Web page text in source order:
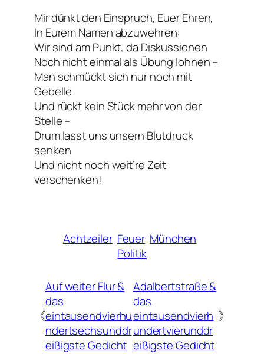
Mir dünkt den Einspruch, Euer Ehren,
In Eurem Namen abzuwehren:
Wir sind am Punkt, da Diskussionen
Noch nicht einmal als Übung lohnen –
Man schmückt sich nur noch mit
Gebelle
Und rückt kein Stück mehr von der
Stelle –
Drum lasst uns unsern Blutdruck
senken
Und nicht noch weit’re Zeit
verschenken!
Achtzeiler Feuer München
Politik
《
Auf weiter Flur &
das
eintausendvierhu
ndertsechsunddr
eißigste Gedicht
Adalbertstraße &
das
eintausendvierh
undertvierunddr
eißigste Gedicht
》